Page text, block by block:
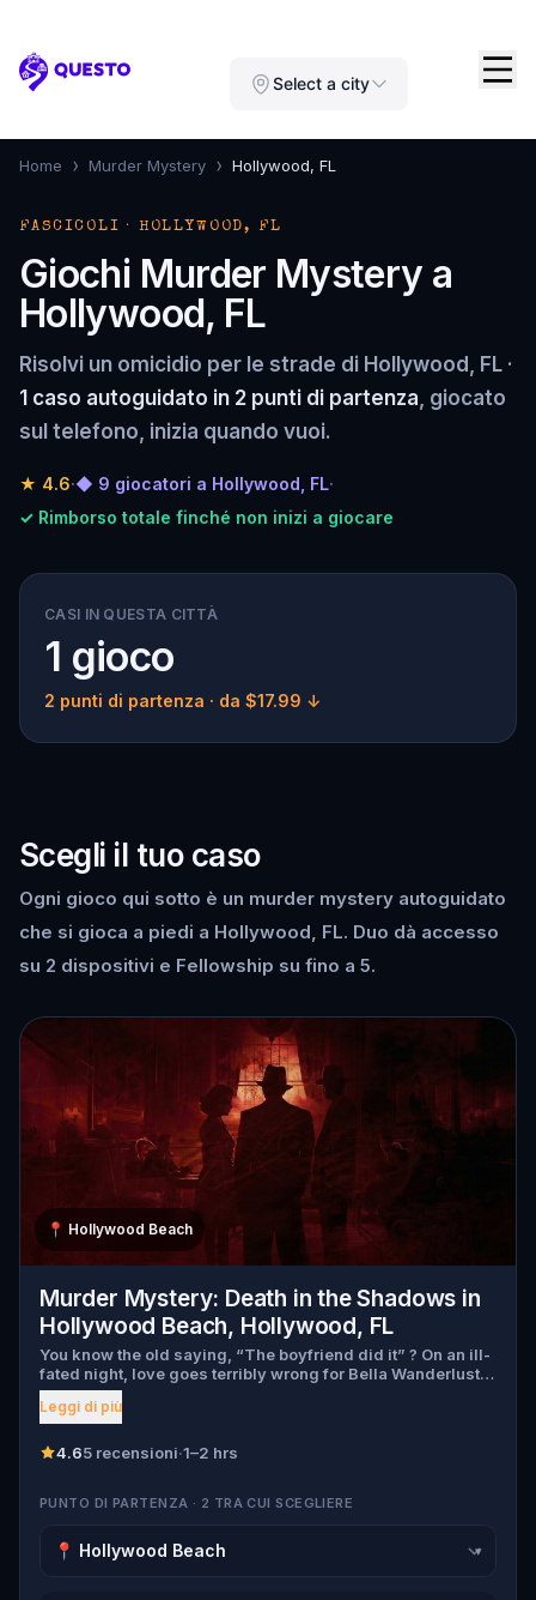
Questo Select a city
Home › Murder Mystery › Hollywood, FL
FASCICOLI · HOLLYWOOD, FL
Giochi Murder Mystery a
Hollywood, FL
Risolvi un omicidio per le strade di Hollywood, FL ·
1 caso autoguidato in 2 punti di partenza, giocato
sul telefono, inizia quando vuoi.
★ 4.6·◆ 9 giocatori a Hollywood, FL·
✓ Rimborso totale finché non inizi a giocare
CASI IN QUESTA CITTÀ
1 gioco
2 punti di partenza · da $17.99 ↓
Scegli il tuo caso
Ogni gioco qui sotto è un murder mystery autoguidato
che si gioca a piedi a Hollywood, FL. Duo dà accesso
su 2 dispositivi e Fellowship su fino a 5.
📍 Hollywood Beach
Murder Mystery: Death in the Shadows in
Hollywood Beach, Hollywood, FL
You know the old saying, “The boyfriend did it” ? On an ill-
fated night, love goes terribly wrong for Bella Wanderlust
and Walter Bridges . Bella, a famous travel blogger, was
found dead during a ghost tour led by the theatrical Percy
Walter, the obsessed boyfriend? Percy, the ghost tour
suspects, and expose the real murderer before they strike
down all the crucial evidence.
Leggi di più
4.65 recensioni·1–2 hrs
PUNTO DI PARTENZA · 2 TRA CUI SCEGLIERE
▾